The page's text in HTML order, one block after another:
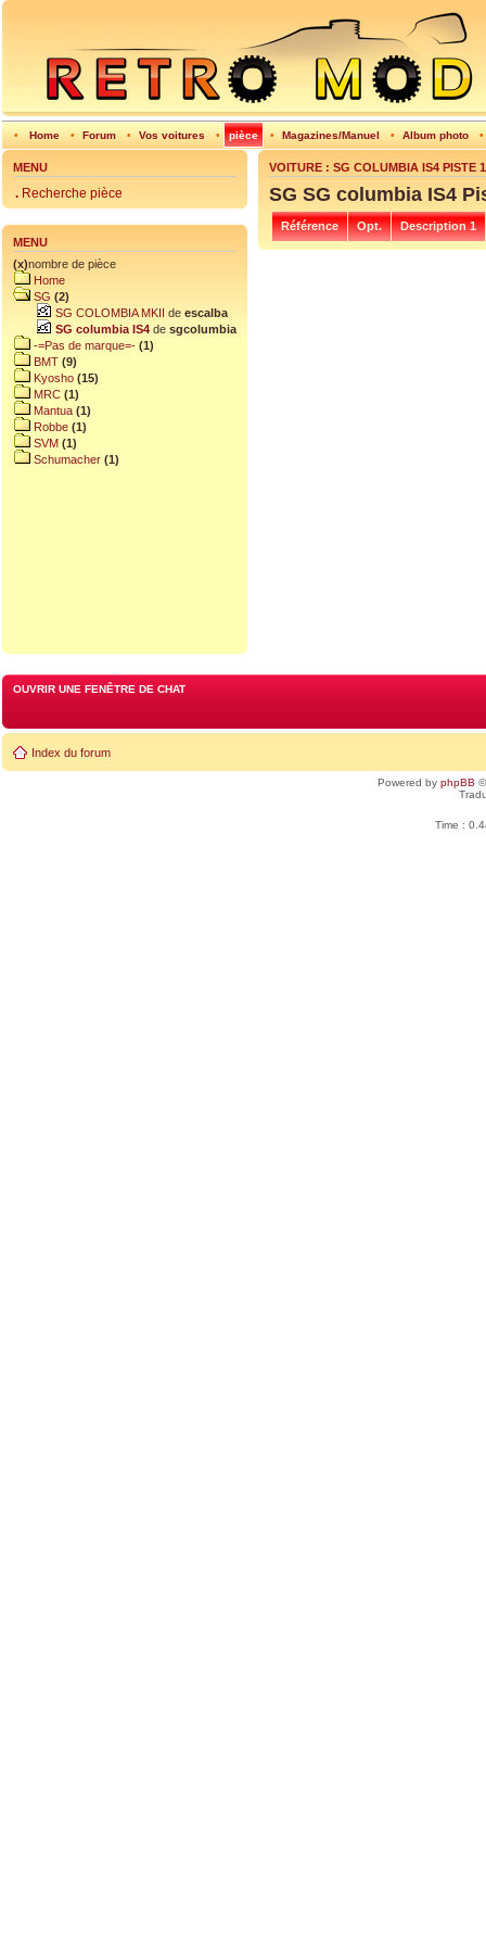
• Home • Forum • Vos voitures • pièce • Magazines/Manuel • Album photo •
MENU
. Recherche pièce
MENU
(x)nombre de pièce
Home
SG (2)
SG COLOMBIA MKII de escalba
SG columbia IS4 de sgcolumbia
-=Pas de marque=- (1)
BMT (9)
Kyosho (15)
MRC (1)
Mantua (1)
Robbe (1)
SVM (1)
Schumacher (1)
VOITURE : SG COLUMBIA IS4 PISTE
SG SG columbia IS4
Référence Opt. Description 1
OUVRIR UNE FENÊTRE DE CHAT
Index du forum
Powered by phpBB
Time :